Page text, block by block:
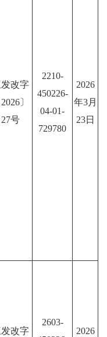
改字
2026〕
27号
2210-
450226-
04-01-
729780
2026
年3月
23日
改字
2603-
2026